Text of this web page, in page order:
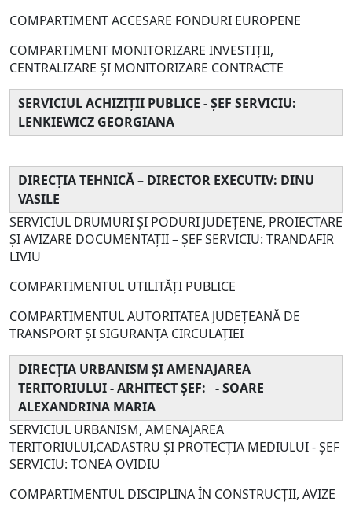
COMPARTIMENT ACCESARE FONDURI EUROPENE
COMPARTIMENT MONITORIZARE INVESTIȚII,
CENTRALIZARE ȘI MONITORIZARE CONTRACTE
SERVICIUL ACHIZIȚII PUBLICE - ȘEF SERVICIU:
LENKIEWICZ GEORGIANA
DIRECŢIA TEHNICĂ – DIRECTOR EXECUTIV: DINU
VASILE
SERVICIUL DRUMURI ȘI PODURI JUDEȚENE, PROIECTARE
ȘI AVIZARE DOCUMENTAȚII – ŞEF SERVICIU: TRANDAFIR
LIVIU
COMPARTIMENTUL UTILITĂȚI PUBLICE
COMPARTIMENTUL AUTORITATEA JUDEȚEANĂ DE
TRANSPORT ȘI SIGURANȚA CIRCULAȚIEI
DIRECŢIA URBANISM ŞI AMENAJAREA
TERITORIULUI - ARHITECT ŞEF: - SOARE
ALEXANDRINA MARIA
SERVICIUL URBANISM, AMENAJAREA
TERITORIULUI,CADASTRU ȘI PROTECȚIA MEDIULUI - ŞEF
SERVICIU: TONEA OVIDIU
COMPARTIMENTUL DISCIPLINA ÎN CONSTRUCŢII, AVIZE